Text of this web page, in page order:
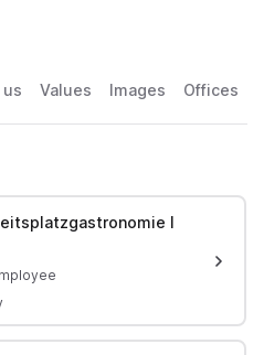
Values Images Offices
I